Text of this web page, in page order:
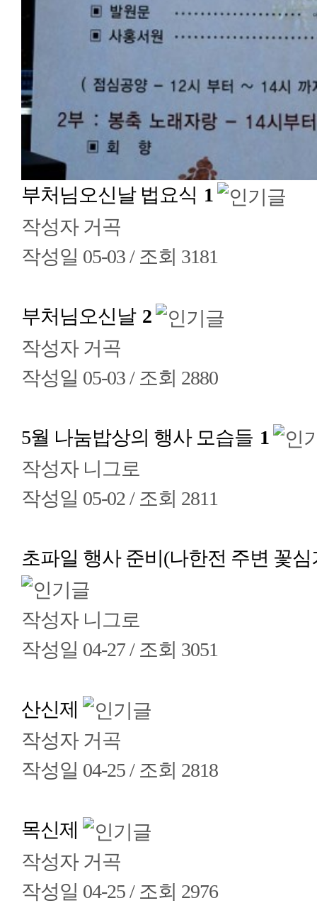
부처님오신날 법요식 1
작성자 거곡
작성일 05-03 / 조회 3181
부처님오신날 2
작성자 거곡
작성일 05-03 / 조회 2880
5월 나눔밥상의 행사 모습들 1
작성자 니그로
작성일 05-02 / 조회 2811
초파일 행사 준비(나한전 주변 꽃
작성자 니그로
작성일 04-27 / 조회 3051
산신제
작성자 거곡
작성일 04-25 / 조회 2818
목신제
작성자 거곡
작성일 04-25 / 조회 2976